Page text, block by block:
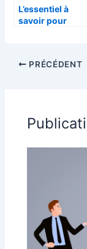
L’essentiel à
savoir pour
PRÉCÉDENT